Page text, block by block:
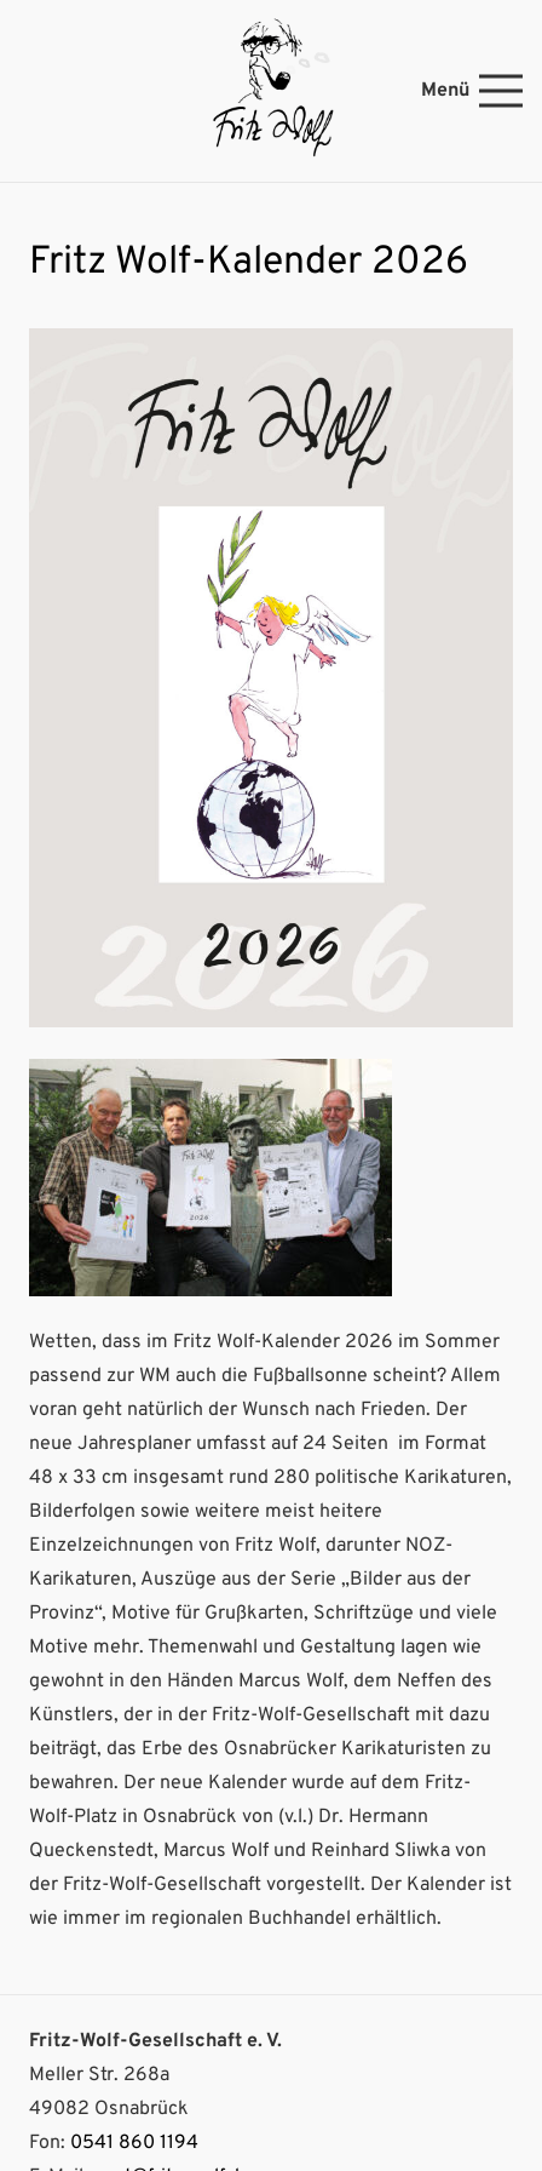
Menü
Fritz Wolf-Kalender 2026
Wetten, dass im Fritz Wolf-Kalender 2026 im Sommer
passend zur WM auch die Fußballsonne scheint? Allem
voran geht natürlich der Wunsch nach Frieden. Der
neue Jahresplaner umfasst auf 24 Seiten im Format
48 x 33 cm insgesamt rund 280 politische Karikaturen,
Bilderfolgen sowie weitere meist heitere
Einzelzeichnungen von Fritz Wolf, darunter NOZ-
Karikaturen, Auszüge aus der Serie „Bilder aus der
Provinz“, Motive für Grußkarten, Schriftzüge und viele
Motive mehr. Themenwahl und Gestaltung lagen wie
gewohnt in den Händen Marcus Wolf, dem Neffen des
Künstlers, der in der Fritz-Wolf-Gesellschaft mit dazu
beiträgt, das Erbe des Osnabrücker Karikaturisten zu
bewahren. Der neue Kalender wurde auf dem Fritz-
Wolf-Platz in Osnabrück von (v.l.) Dr. Hermann
Queckenstedt, Marcus Wolf und Reinhard Sliwka von
der Fritz-Wolf-Gesellschaft vorgestellt. Der Kalender ist
wie immer im regionalen Buchhandel erhältlich.
Fritz-Wolf-Gesellschaft e. V.
Meller Str. 268a
49082 Osnabrück
Fon: 0541 860 1194